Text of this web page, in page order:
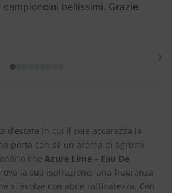
bellissimi. Grazie
›
d’estate in cui il sole accarezza la
porta con sé un aroma di agrumi
che Azure Lime – Eau De
la sua ispirazione, una fragranza
si evolve con abile raffinatezza. Con